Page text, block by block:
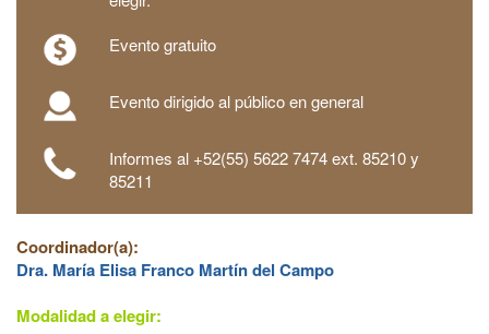
Evento gratuito
Evento dirigido al público en general
Informes al +52(55) 5622 7474 ext. 85210 y
85211
Coordinador(a):
Dra. María Elisa Franco Martín del Campo
Modalidad a elegir: